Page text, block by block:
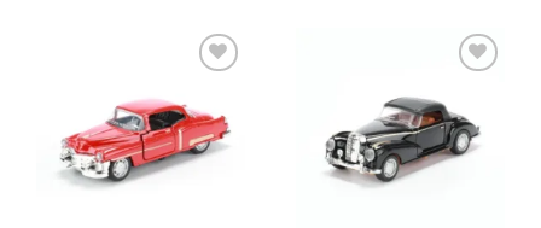
proizvod
proizvod